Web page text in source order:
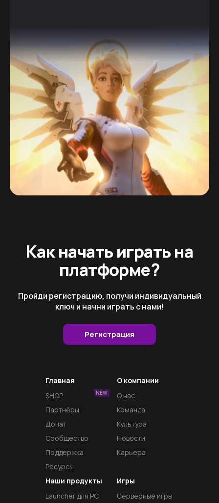
Как начать играть на
платформе?
Пройди регистрацию, получи индивидуальный
ключ и начни играть с нами!
Регистрация
Главная
SHOP
NEW
Партнёры
Донат
Сообщество
Поддержка
Ресурсы
Наши продукты
Launcher для PC
Игры
Серверные игры
О компании
О нас
Команда
Культура
Новости
Карьера